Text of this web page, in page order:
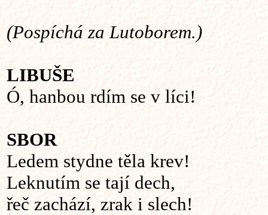
(Pospíchá za Lutoborem.)
LIBUŠE
Ó, hanbou rdím se v líci!
SBOR
Ledem stydne těla krev!
Leknutím se tají dech,
řeč zachází, zrak i slech!